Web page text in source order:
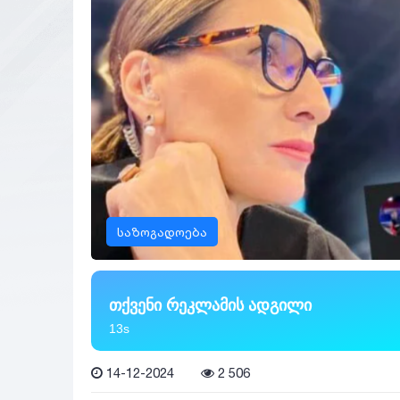
საზოგადოება
თქვენი რეკლამის ადგილი
11s
14-12-2024 2 506